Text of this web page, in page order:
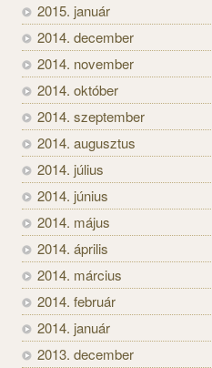
2015. január
2014. december
2014. november
2014. október
2014. szeptember
2014. augusztus
2014. július
2014. június
2014. május
2014. április
2014. március
2014. február
2014. január
2013. december